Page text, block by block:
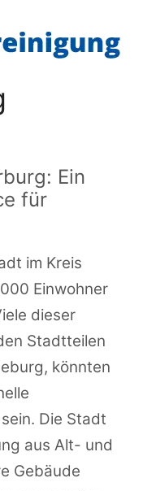
Ein
für
im Kreis
Einwohner
dieser
Stadtteilen
könnten
Die Stadt
aus Alt- und
Gebäude